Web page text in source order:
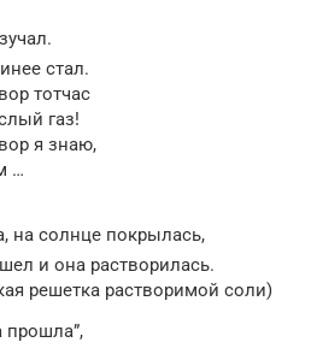
стал.
тотчас
газ!
я знаю,
…
на солнце покрылась,
и она растворилась.
решетка растворимой соли)
прошла”,